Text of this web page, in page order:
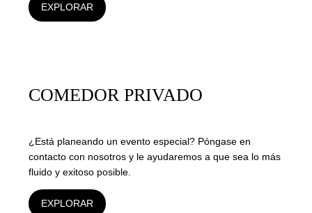
EXPLORAR
COMEDOR PRIVADO
¿Está planeando un evento especial? Póngase en
contacto con nosotros y le ayudaremos a que sea lo más
fluido y exitoso posible.
EXPLORAR